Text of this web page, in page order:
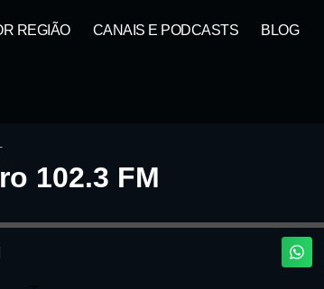
REGIÃO CANAIS E PODCASTS BLOG
102.3 FM